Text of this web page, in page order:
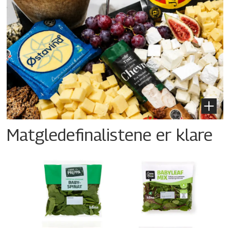
Matgledefinalistene er klare